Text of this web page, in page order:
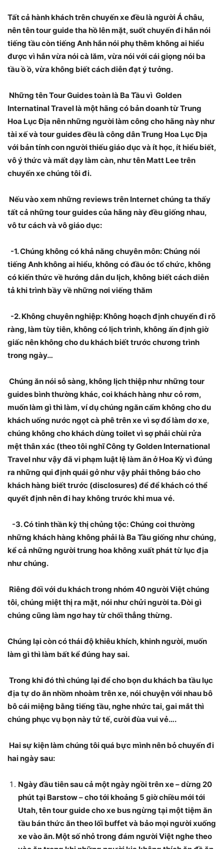
Tất cả hành khách trên chuyến xe đều là người Á châu,
nên tên tour guide tha hồ lên mặt, suốt chuyến đi hắn nói
tiếng tầu còn tiếng Anh hắn nói phụ thêm không ai hiểu
được vì hắn vừa nói cà lăm, vừa nói với cái giọng nói ba
tầu ồ ồ, vừa không biết cách diễn đạt ý tưởng.
Những tên Tour Guides toàn là Ba Tầu vì Golden
Internatinal Travel là một hãng có bản doanh từ Trung
Hoa Lục Địa nên những người làm công cho hãng này như
tài xế và tour guides đều là công dân Trung Hoa Lục Địa
với bản tính con người thiếu giáo dục và ít học, ít hiểu biết,
vô ý thức và mất dạy làm càn, như tên Matt Lee trên
chuyến xe chúng tôi đi.
Nếu vào xem những reviews trên Internet chúng ta thấy
tất cả những tour guides của hãng này đều giống nhau,
vô tư cách và vô giáo dục:
-1. Chúng không có khả năng chuyên môn: Chúng nói
tiếng Anh không ai hiểu, không có đầu óc tổ chức, không
có kiến thức về hướng dẫn du lịch, không biết cách diễn
tả khi trình bầy về những nơi viếng thăm
-2. Không chuyên nghiệp: Không hoạch định chuyến đi rõ
ràng, làm tùy tiên, không có lịch trình, không ấn định giờ
giấc nên không cho du khách biết trước chương trình
trong ngày…
Chúng ăn nói sỗ sàng, không lịch thiệp như những tour
guides bình thường khác, coi khách hàng như cỏ rơm,
muốn làm gì thì làm, ví dụ chúng ngăn cấm không cho du
khách uống nước ngọt cà phê trên xe vì sợ đổ làm dơ xe,
chúng không cho khách dùng toilet vì sợ phải chùi rửa
mệt thân xác (theo tôi nghĩ Công ty Golden International
Travel như vậy đã vi phạm luật lệ làm ăn ở Hoa Kỳ vì đúng
ra những qui định quái gở như vậy phải thông báo cho
khách hàng biết trước (disclosures) để để khách có thể
quyết định nên đi hay không trước khi mua vé.
-3. Có tinh thần kỳ thị chủng tộc: Chúng coi thường
những khách hàng không phải là Ba Tầu giống như chúng,
kể cả những người trung hoa không xuất phát từ lục địa
như chúng.
Riêng đối với du khách trong nhóm 40 người Việt chúng
tôi, chúng miệt thị ra mặt, nói như chửi người ta. Đòi gì
chúng cũng làm ngơ hay từ chối thẳng thừng.
Chúng lại còn có thái độ khiêu khích, khinh người, muốn
làm gì thì làm bất kể đúng hay sai.
Trong khi đó thì chúng lại để cho bọn du khách ba tầu lục
địa tự do ăn nhồm nhoàm trên xe, nói chuyện với nhau bô
bô cái miệng bằng tiếng tầu, nghe nhức tai, gai mắt thì
chúng phục vụ bọn này tử tế, cười đùa vui vẻ….
Hai sự kiện làm chúng tôi quá bực mình nên bỏ chuyến đi
hai ngày sau:
Ngày đầu tiên sau cả một ngày ngồi trên xe – dừng 20
phút tại Barstow – cho tới khoảng 5 giờ chiều mới tới
Utah, tên tour guide cho xe bus ngừng tại một tiệm ăn
tầu bán thức ăn theo lối buffet và bảo mọi người xuống
xe vào ăn. Một số nhỏ trong đám người Việt nghe theo